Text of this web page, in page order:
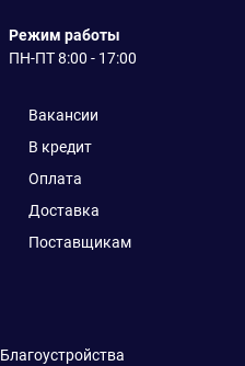
Режим работы
ПН-ПТ 8:00 - 17:00
Вакансии
В кредит
Оплата
Доставка
Поставщикам
Благоустройства